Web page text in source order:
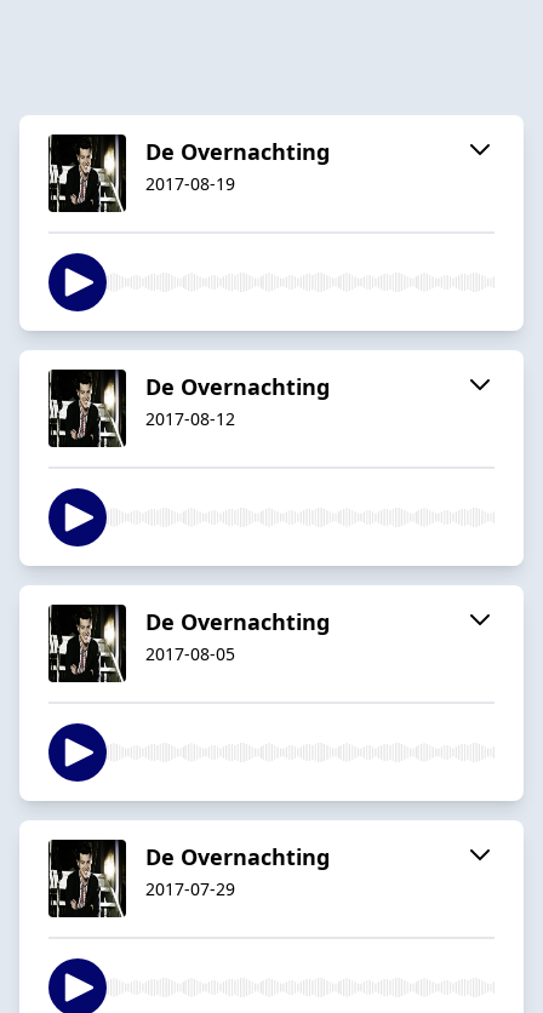
De Overnachting
2017-08-19
De Overnachting
2017-08-12
De Overnachting
2017-08-05
De Overnachting
2017-07-29